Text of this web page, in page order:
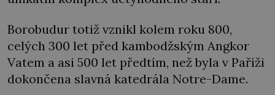
Borobudur totiž vznikl kolem roku 800,
celých 300 let před kambodžským Angkor
Vatem a asi 500 let předtím, než byla v Paříži
dokončena slavná katedrála Notre-Dame.